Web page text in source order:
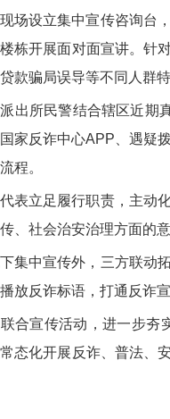
场设立集中宣传咨询台
栋开展面对面宣讲。针
款骗局误导等不同人群
出所民警结合辖区近期
家反诈中心APP、遇疑
程。
代表立足履行职责，主动
、社会治安治理方面的
集中宣传外，三方联动
放反诈标语，打通反诈
合宣传活动，进一步夯
态化开展反诈、普法、